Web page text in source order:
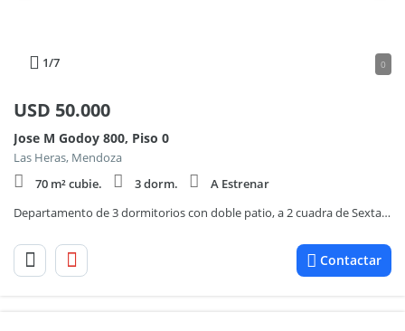
1/7 0
USD 50.000
Jose M Godoy 800, Piso 0
Las Heras, Mendoza
70 m² cubie.
3 dorm.
A Estrenar
Departamento de 3 dormitorios con doble patio, a 2 cuadra de Sexta Seccion
Contactar